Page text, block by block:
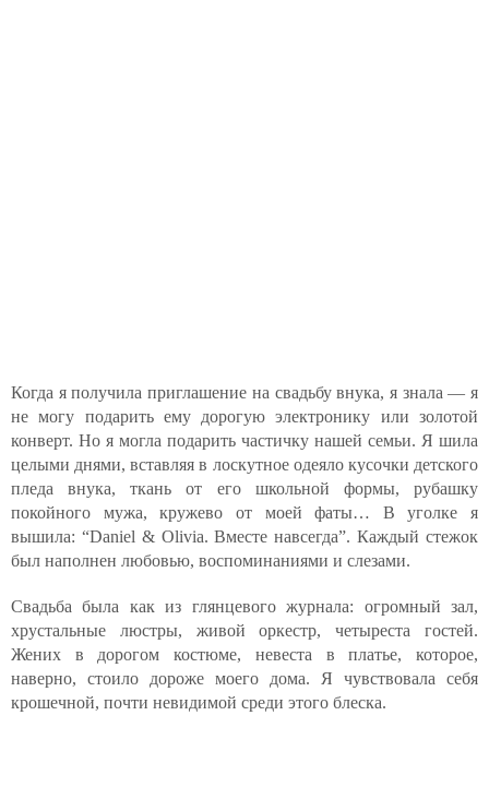
Когда я получила приглашение на свадьбу внука, я знала — я
не могу подарить ему дорогую электронику или золотой
конверт. Но я могла подарить частичку нашей семьи. Я шила
целыми днями, вставляя в лоскутное одеяло кусочки детского
пледа внука, ткань от его школьной формы, рубашку
покойного мужа, кружево от моей фаты… В уголке я
вышила: “Daniel & Olivia. Вместе навсегда”. Каждый стежок
был наполнен любовью, воспоминаниями и слезами.
Свадьба была как из глянцевого журнала: огромный зал,
хрустальные люстры, живой оркестр, четыреста гостей.
Жених в дорогом костюме, невеста в платье, которое,
наверно, стоило дороже моего дома. Я чувствовала себя
крошечной, почти невидимой среди этого блеска.